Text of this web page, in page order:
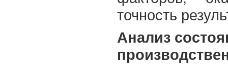
точность
Анализ